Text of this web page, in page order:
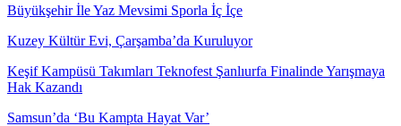
Büyükşehir İle Yaz Mevsimi Sporla İç İçe
Kuzey Kültür Evi, Çarşamba’da Kuruluyor
Keşif Kampüsü Takımları Teknofest Şanlıurfa Finalinde Yarışmaya
Hak Kazandı
Samsun’da ‘Bu Kampta Hayat Var’